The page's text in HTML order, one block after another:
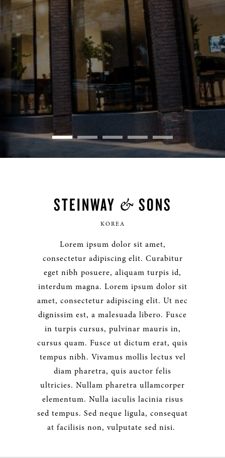
STEINWAY & SONS
KOREA
Lorem ipsum dolor sit amet,
consectetur adipiscing elit. Curabitur
eget nibh posuere, aliquam turpis id,
interdum magna. Lorem ipsum dolor sit
amet, consectetur adipiscing elit. Ut nec
dignissim est, a malesuada libero. Fusce
in turpis cursus, pulvinar mauris in,
cursus quam. Fusce ut dictum erat, quis
tempus nibh. Vivamus mollis lectus vel
diam pharetra, quis auctor felis
ultricies. Nullam pharetra ullamcorper
elementum. Nulla iaculis lacinia risus
sed tempus. Sed neque ligula, consequat
at facilisis non, vulputate sed nisi.